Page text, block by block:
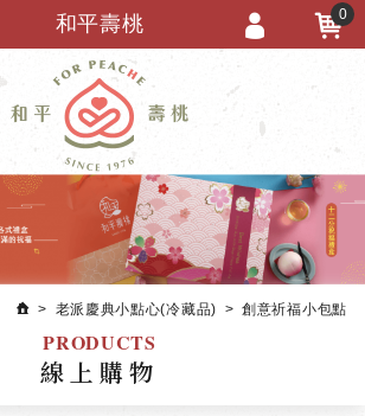
老派慶典小點心(冷藏品) 創意祈福小包點
PRODUCTS
線上購物
和平壽桃 0
會員登入
會員註冊
忘記密碼
訂單查詢
追蹤清單
繁體中文